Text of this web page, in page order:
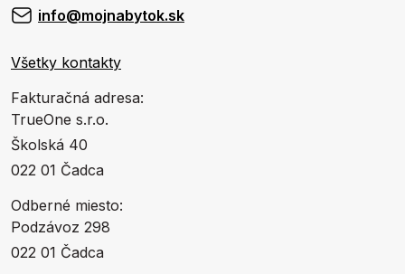
info@mojnabytok.sk
Všetky kontakty
Fakturačná adresa:
TrueOne s.r.o.
Školská 40
022 01 Čadca
Odberné miesto:
Podzávoz 298
022 01 Čadca